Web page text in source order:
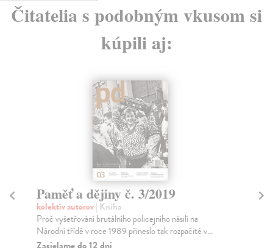
Čitatelia s podobným vkusom si
kúpili aj:
Paměť a dějiny č. 3/2019
kolektív autorov| Kniha
Proč vyšetřování brutálního policejního násilí na
Národní třídě v roce 1989 přineslo tak rozpačité v...